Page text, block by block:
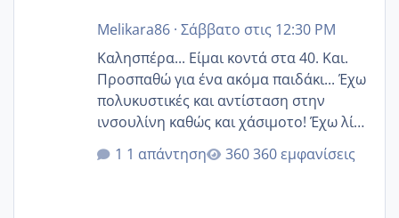
Melikara86· Σάββατο στις 12:30 PM
Καλησπέρα... Είμαι κοντά στα 40. Και.
Προσπαθώ για ένα ακόμα παιδάκι... Έχω
πολυκυστικές και αντίσταση στην
ινσουλίνη καθώς και χάσιμοτο! Έχω λίγα
κιλά παραπάνω και όσο κ αν προσπαθώ
δεν χάνω εύκολα! Προσπαθώ για ακόμη
1 απάντηση 360 εμφανίσεις